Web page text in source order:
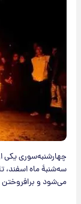
چهارشنبه‌سوری یکی
سه‌شنبهٔ ماه اسفند،
می‌شود و